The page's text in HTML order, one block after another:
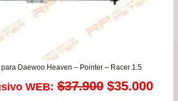
Daewoo Heaven – Pointer – Racer 1.5
WEB: $37.900 El
$35.000El